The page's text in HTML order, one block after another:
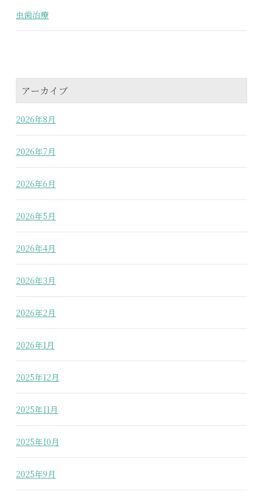
虫歯治療
アーカイブ
2026年8月
2026年7月
2026年6月
2026年5月
2026年4月
2026年3月
2026年2月
2026年1月
2025年12月
2025年11月
2025年10月
2025年9月